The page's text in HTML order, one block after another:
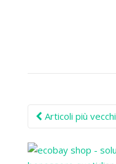
Posts
navigation
Articoli più vecchi